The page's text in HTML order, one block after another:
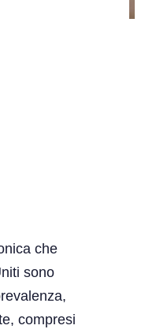
che
sono
compresi